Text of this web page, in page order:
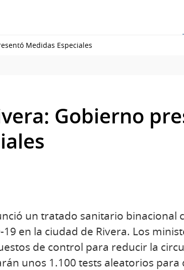
Medidas Especiales
Gobierno
un tratado sanitario binacional
19 en la ciudad de Rivera. Los
de control para reducir la
unos 1.100 tests aleatorios para